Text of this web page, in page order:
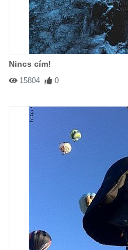
Nincs cím!
15804 0